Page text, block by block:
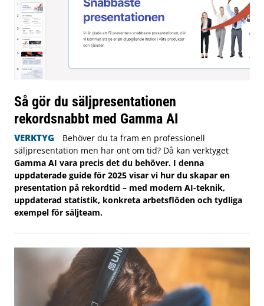
Så gör du säljpresentationen
rekordsnabbt med Gamma AI
VERKTYG
Behöver du ta fram en professionell
säljpresentation men har ont om tid? Då kan verktyget
Gamma AI vara precis det du behöver. I denna
uppdaterade guide för 2025 visar vi hur du skapar en
presentation på rekordtid – med modern AI-teknik,
uppdaterad statistik, konkreta arbetsflöden och tydliga
exempel för säljteam.